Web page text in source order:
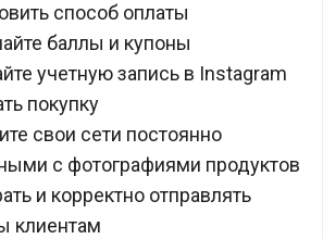
способ оплаты
баллы и купоны
учетную запись в Instagram
покупку
свои сети постоянно
с фотографиями продуктов
и корректно отправлять
клиентам